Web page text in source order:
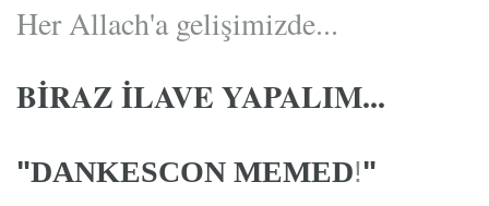
Her Allach'a gelişimizde...
BİRAZ İLAVE YAPALIM...
"DANKESCON MEMED!"